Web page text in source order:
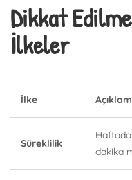
Dikkat
İlkeler
İlke
Süreklilik
dakika